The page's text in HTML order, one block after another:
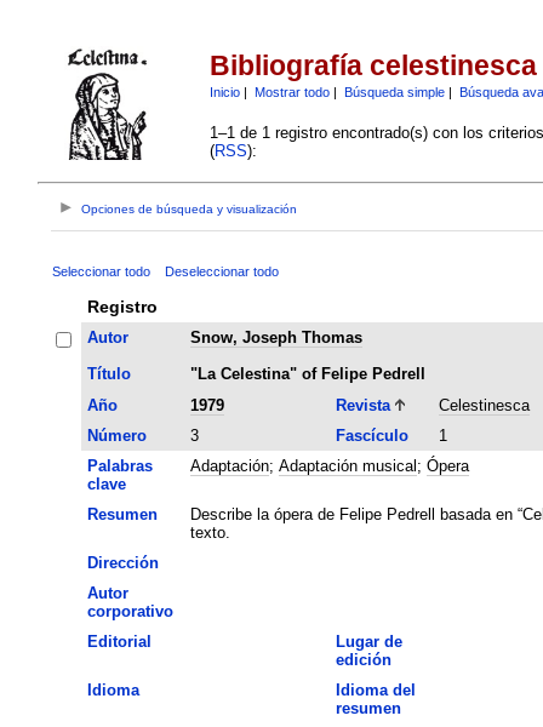
Bibliografía celestinesca
Inicio| Mostrar todo| Búsqueda simple| Búsqueda
1–1 de 1 registro encontrado(s) con los
(RSS):
Opciones de búsqueda y visualización
Seleccionar todo Deseleccionar todo
Registro
Autor
Snow, Joseph Thomas
Título
"La Celestina" of Felipe Pedrell
Año
1979 Revista
Celestinesca
Número
3 Fascículo
1
Palabras
clave
Adaptación; Adaptación musical ; Ópera
Resumen
Describe la ópera de Felipe Pedrell basada en
texto.
Dirección
Autor
corporativo
Editorial
Lugar de
edición
Idioma
Idioma del
resumen